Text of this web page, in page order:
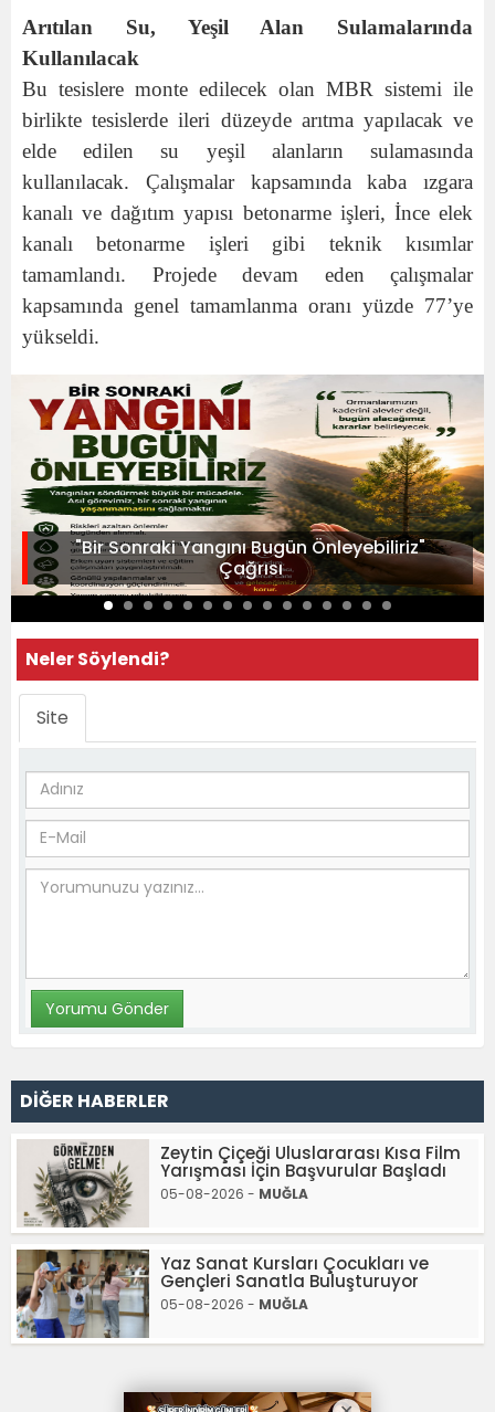
Arıtılan Su, Yeşil Alan Sulamalarında
Kullanılacak
Bu tesislere monte edilecek olan MBR sistemi ile
birlikte tesislerde ileri düzeyde arıtma yapılacak ve
elde edilen su yeşil alanların sulamasında
kullanılacak. Çalışmalar kapsamında kaba ızgara
kanalı ve dağıtım yapısı betonarme işleri, İnce elek
kanalı betonarme işleri gibi teknik kısımlar
tamamlandı. Projede devam eden çalışmalar
kapsamında genel tamamlanma oranı yüzde 77’ye
yükseldi.
"Bir Sonraki Yangını Bugün Önleyebiliriz"
Çağrısı
Neler Söylendi?
Site
DİĞER HABERLER
Zeytin Çiçeği Uluslararası Kısa Film
Yarışması İçin Başvurular Başladı
05-08-2026 - MUĞLA
Yaz Sanat Kursları Çocukları ve
Gençleri Sanatla Buluşturuyor
05-08-2026 - MUĞLA